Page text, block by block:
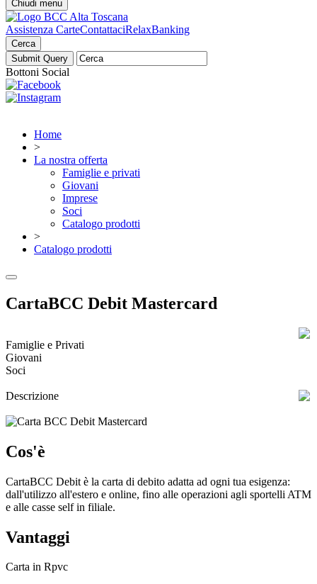
Chiudi menu
Assistenza CarteContattaciRelaxBanking
Cerca
Bottoni Social
Home
>
La nostra offerta
Famiglie e privati
Giovani
Imprese
Soci
Catalogo prodotti
>
Catalogo prodotti
CartaBCC Debit Mastercard
Famiglie e Privati
Giovani
Soci
Descrizione
Cos'è
CartaBCC Debit è la carta di debito adatta ad ogni tua esigenza:
dall'utilizzo all'estero e online, fino alle operazioni agli sportelli ATM
e alle casse self in filiale.
Vantaggi
Carta in Rpvc